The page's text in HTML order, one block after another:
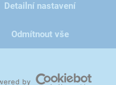
Detailní nastavení
Odmítnout vše